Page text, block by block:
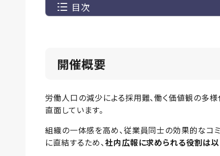
目次
開催概要
労働人口の減少による採用難、働く価値観の多
直面しています。
組織の一体感を高め、従業員同士の効果的なコ
に直結するため、社内広報に求められる役割は以